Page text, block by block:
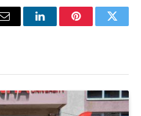
Email LinkedInPinterest